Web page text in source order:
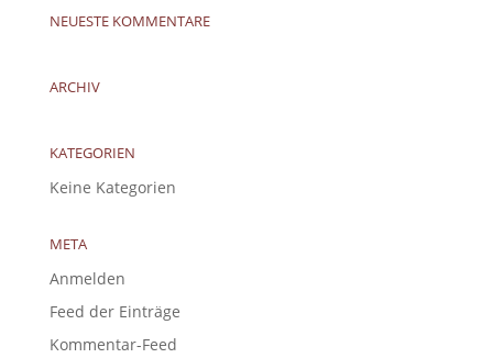
NEUESTE KOMMENTARE
ARCHIV
KATEGORIEN
Keine Kategorien
META
Anmelden
Feed der Einträge
Kommentar-Feed